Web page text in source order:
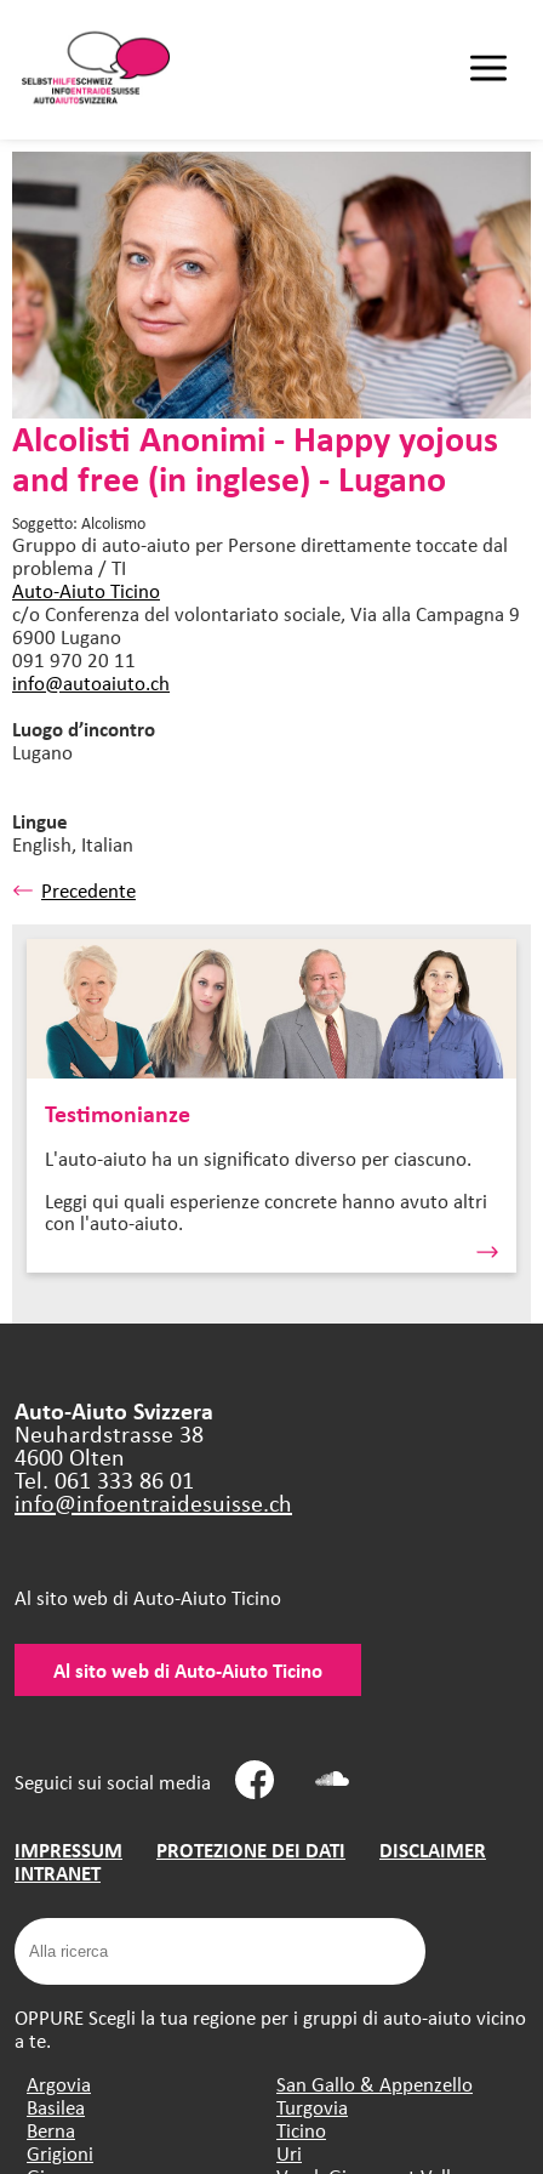
Alcolisti Anonimi - Happy yojous
and free (in inglese) - Lugano
Soggetto: Alcolismo
Gruppo di auto-aiuto per Persone direttamente toccate dal
problema / TI
Auto-Aiuto Ticino
c/o Conferenza del volontariato sociale, Via alla Campagna 9
6900 Lugano
091 970 20 11
info@autoaiuto.ch
Luogo d’incontro
Lugano
Lingue
English, Italian
Precedente
Testimonianze
L'auto-aiuto ha un significato diverso per ciascuno.
Leggi qui quali esperienze concrete hanno avuto altri
con l'auto-aiuto.
Auto-Aiuto Svizzera
Neuhardstrasse 38
4600 Olten
Tel. 061 333 86 01
info@infoentraidesuisse.ch
Al sito web di Auto-Aiuto Ticino
Al sito web di Auto-Aiuto Ticino
Seguici sui social media
IMPRESSUM PROTEZIONE DEI DATI
DISCLAIMER
INTRANET
OPPURE Scegli la tua regione per i gruppi di auto-aiuto vicino
a te.
Argovia
Basilea
Berna
Grigioni
San Gallo & Appenzello
Turgovia
Ticino
Uri